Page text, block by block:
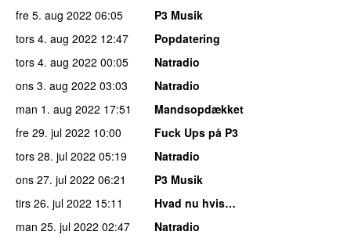
fre 5. aug 2022 06:05
P3 Musik
tors 4. aug 2022 12:47
Popdatering
tors 4. aug 2022 00:05
Natradio
ons 3. aug 2022 03:03
Natradio
man 1. aug 2022 17:51
Mandsopdækket
fre 29. jul 2022 10:00
Fuck Ups på P3
tors 28. jul 2022 05:19
Natradio
ons 27. jul 2022 06:21
P3 Musik
tirs 26. jul 2022 15:11
Hvad nu hvis…
man 25. jul 2022 02:47
Natradio